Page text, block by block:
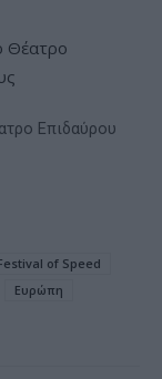
Επιδαύρου
of Speed
Ευρώπη